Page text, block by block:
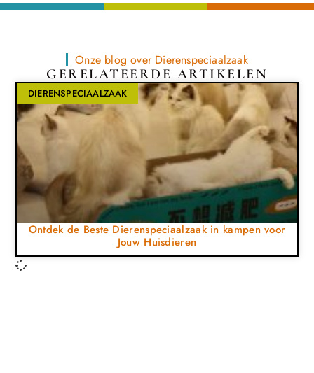
Onze blog over Dierenspeciaalzaak
GERELATEERDE ARTIKELEN
DIERENSPECIAALZAAK
Ontdek de Beste Dierenspeciaalzaak in kampen voor
Jouw Huisdieren